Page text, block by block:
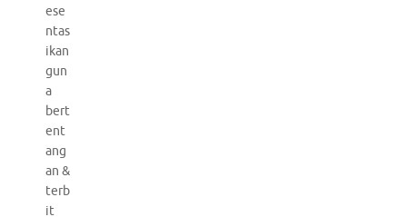
ese
ntas
ikan
gun
a
bert
ent
ang
an &
terb
it